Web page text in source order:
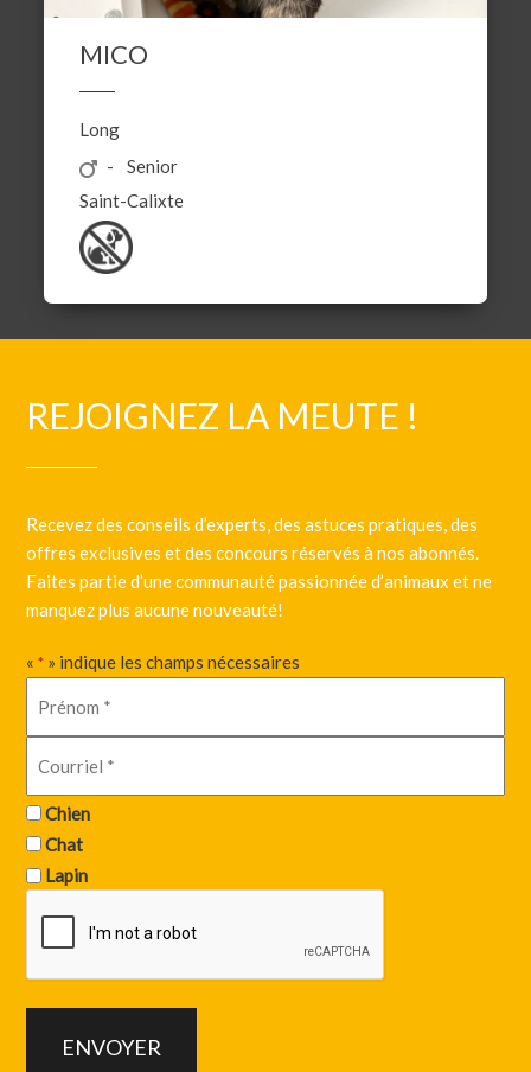
MICO
Long
Senior
Saint-Calixte
REJOIGNEZ LA MEUTE !
Recevez des conseils d’experts, des astuces pratiques, des
offres exclusives et des concours réservés à nos abonnés.
Faites partie d’une communauté passionnée d’animaux et ne
manquez plus aucune nouveauté!
«* » indique les champs nécessaires
Chien
Chat
Lapin